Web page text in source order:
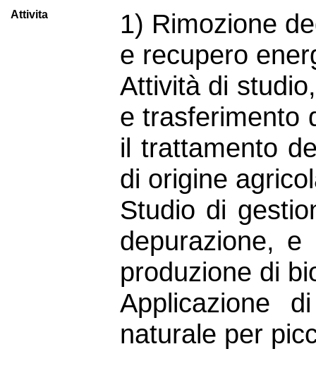
Attivita
1) Rimozione
e recupero
Attività di
e trasferimento
il trattamento
di origine
Studio di
depurazione, e
produzione di
Applicazione
naturale per